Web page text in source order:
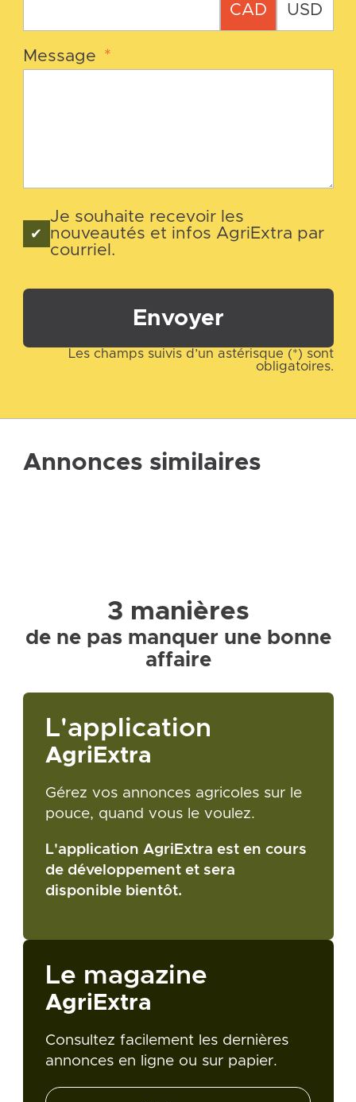
CAD USD
Message *
Je souhaite recevoir les
nouveautés et infos AgriExtra par
courriel.
Envoyer
Les champs suivis d’un astérisque (*) sont
obligatoires.
Annonces similaires
3 manières
de ne pas manquer une bonne
affaire
L'application
AgriExtra
Gérez vos annonces agricoles sur le
pouce, quand vous le voulez.
L'application AgriExtra est en cours
de développement et sera
disponible bientôt.
Le magazine
AgriExtra
Consultez facilement les dernières
annonces en ligne ou sur papier.